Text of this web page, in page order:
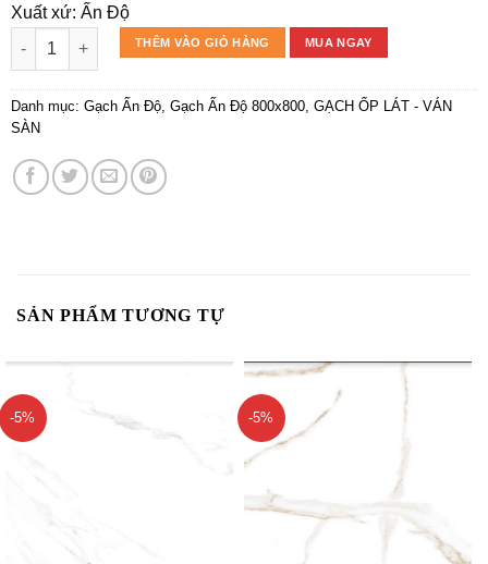
Xuất xứ: Ấn Độ
Gạch GREY.LAC8 - 80x80 số lượng
THÊM VÀO GIỎ HÀNG MUA NGAY
Danh mục: Gạch Ấn Độ, Gạch Ấn Độ 800x800, GẠCH ỐP LÁT - VÁN
SÀN
SẢN PHẨM TƯƠNG TỰ
-5% -5%